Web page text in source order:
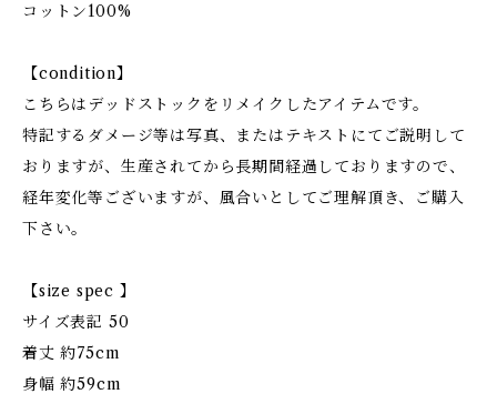
コットン100%
【condition】
こちらはデッドストックをリメイクしたアイテムです。
特記するダメージ等は写真、またはテキストにてご説明して
おりますが、生産されてから長期間経過しておりますので、
経年変化等ございますが、風合いとしてご理解頂き、ご購入
下さい。
【size spec 】
サイズ表記 50
着丈 約75cm
身幅 約59cm